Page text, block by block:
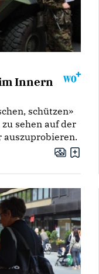
Innern
schützen»
sehen auf der
auszuprobieren.